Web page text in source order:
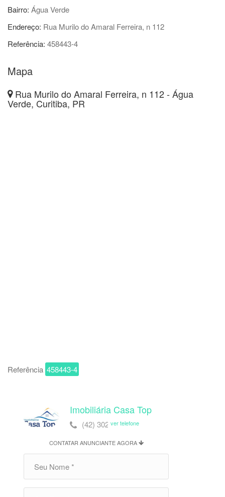
Bairro: Água Verde
Endereço: Rua Murilo do Amaral Ferreira, n 112
Referência: 458443-4
Mapa
Rua Murilo do Amaral Ferreira, n 112 - Água
Verde, Curitiba, PR
Referência 458443-4
Imobiliária Casa Top
(42) 3028-0545
ver telefone
CONTATAR ANUNCIANTE AGORA